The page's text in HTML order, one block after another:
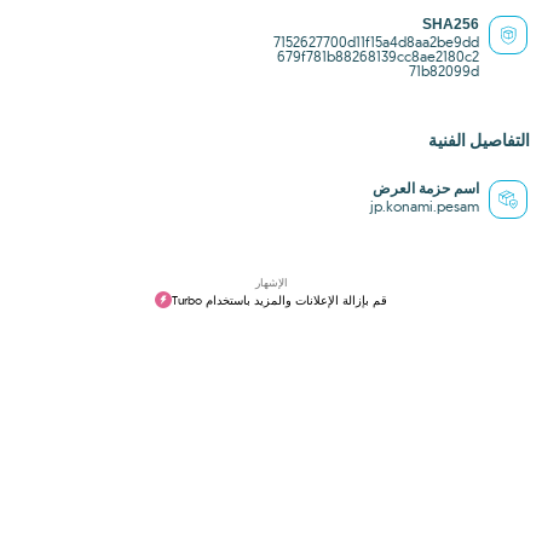
SHA256
7152627700d11f15a4d8aa2be9dd
679f781b88268139cc8ae2180c2
71b82099d
التفاصيل الفنية
اسم حزمة العرض
jp.konami.pesam
الإشهار
قم بإزالة الإعلانات والمزيد باستخدام Turbo